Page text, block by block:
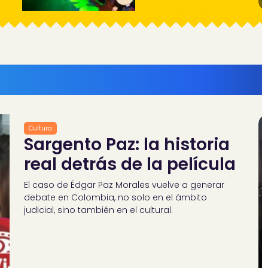
Cultura
Sargento Paz: la historia
real detrás de la película
El caso de Édgar Paz Morales vuelve a generar
debate en Colombia, no solo en el ámbito
judicial, sino también en el cultural.